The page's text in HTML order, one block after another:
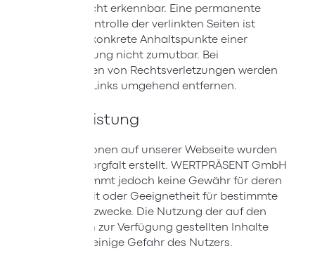
Verlinkung nicht erkennbar. Eine permanente
inhaltliche Kontrolle der verlinkten Seiten ist
jedoch ohne konkrete Anhaltspunkte einer
Rechtsverletzung nicht zumutbar. Bei
Bekanntwerden von Rechtsverletzungen werden
wir derartige Links umgehend entfernen.
Gewährleistung
Die Informationen auf unserer Webseite wurden
mit größter Sorgfalt erstellt. WERTPRÄSENT GmbH
(OEIF) übernimmt jedoch keine Gewähr für deren
Vollständigkeit oder Geeignetheit für bestimmte
Verwendungszwecke. Die Nutzung der auf den
Internetseiten zur Verfügung gestellten Inhalte
erfolgt auf alleinige Gefahr des Nutzers.